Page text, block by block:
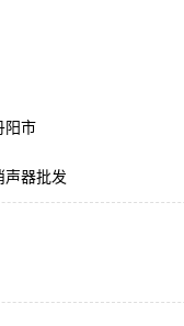
阳市
声器批发